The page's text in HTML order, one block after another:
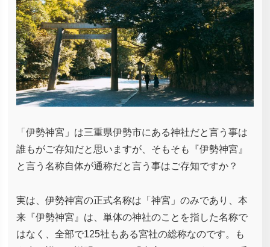
「伊勢神宮」は三重県伊勢市にある神社だと言う事は
誰もがご存知だと思いますが、そもそも『伊勢神宮』
と言う名称自体が通称だと言う事はご存知ですか？
実は、伊勢神宮の正式名称は「神宮」のみであり、本
来『伊勢神宮』は、単体の神社のことを指した名称で
はなく、全部で125社もある宮社の総称なのです。も